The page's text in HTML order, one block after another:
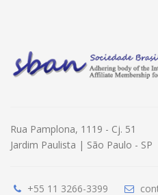
Rua Pamplona, 1119 - Cj. 51
Jardim Paulista | São Paulo - SP
+55 11 3266-3399